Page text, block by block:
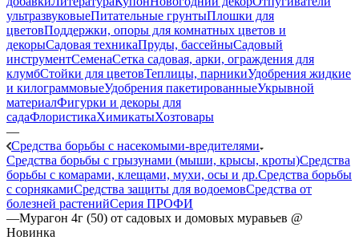
ультразвуковыеПитательные грунтыПлошки для
цветовПоддержки, опоры для комнатных цветов и
декорыСадовая техникаПруды, бассейныСадовый
инструментСеменаСетка садовая, арки, ограждения для
клумбСтойки для цветовТеплицы, парникиУдобрения жидкие
и килограммовыеУдобрения пакетированныеУкрывной
материалФигурки и декоры для
садаФлористикаХимикатыХозтовары
—
Средства борьбы с насекомыми-вредителями
Средства борьбы с грызунами (мыши, крысы, кроты)Средства
борьбы с комарами, клещами, мухи, осы и др.Средства борьбы
с сорнякамиСредства защиты для водоемовСредства от
болезней растенийСерия ПРОФИ
—Мурагон 4г (50) от садовых и домовых муравьев @
Новинка